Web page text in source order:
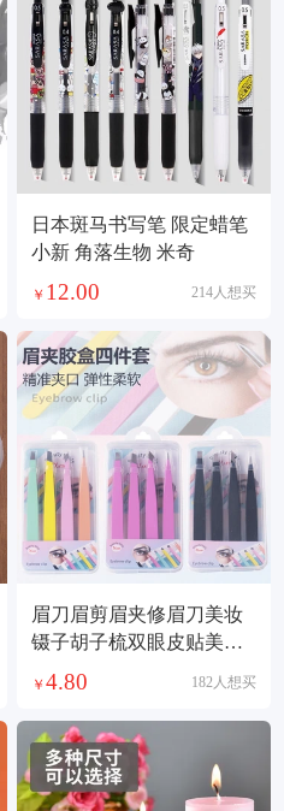
日本斑马书写笔 限定蜡笔
小新 角落生物 米奇
￥ 12.00 214人想买
眉刀眉剪眉夹修眉刀美妆
镊子胡子梳双眼皮贴美容
护肤彩妆工具美妆镊子
￥4.80 182人想买